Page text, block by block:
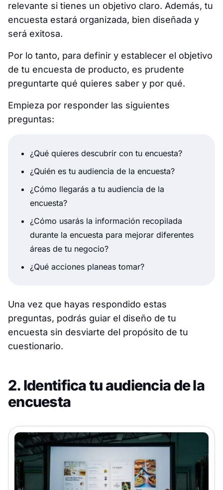
relevante si tienes un objetivo claro. Además, tu
encuesta estará organizada, bien diseñada y
será exitosa.
Por lo tanto, para definir y establecer el objetivo
de tu encuesta de producto, es prudente
preguntarte qué quieres saber y por qué.
Empieza por responder las siguientes
preguntas:
¿Qué quieres descubrir con tu encuesta?
¿Quién es tu audiencia de la encuesta?
¿Cómo llegarás a tu audiencia de la
encuesta?
¿Cómo usarás la información recopilada
durante la encuesta para mejorar diferentes
áreas de tu negocio?
¿Qué acciones planeas tomar?
Una vez que hayas respondido estas
preguntas, podrás guiar el diseño de tu
encuesta sin desviarte del propósito de tu
cuestionario.
2. Identifica tu audiencia de la
encuesta